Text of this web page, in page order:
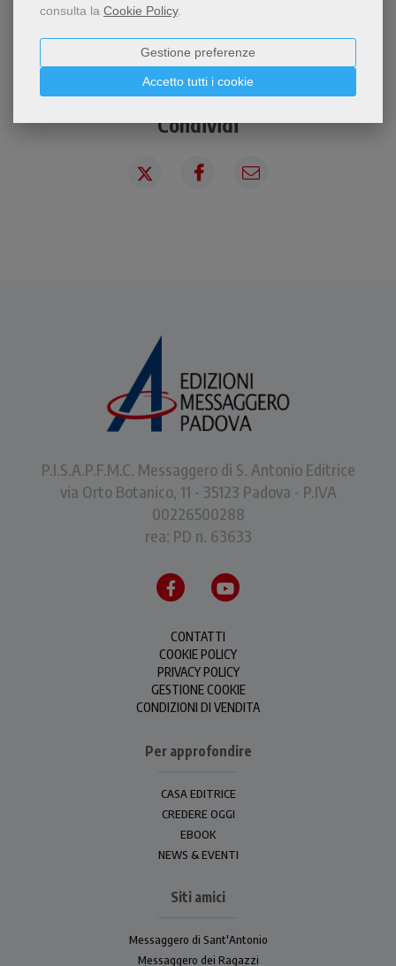
consulta la Cookie Policy.
Accetto tutti i cookie
Gestione preferenze
CONTENUTI
Condividi
P.I.S.A.P.F.M.C. Messaggero di S. Antonio Editrice
via Orto Botanico, 11 - 35123 Padova - P.IVA
00226500288
rea: PD n. 63633
CONTATTI
COOKIE POLICY
PRIVACY POLICY
GESTIONE COOKIE
CONDIZIONI DI VENDITA
Per approfondire
CASA EDITRICE
CREDERE OGGI
EBOOK
NEWS & EVENTI
Siti amici
Messaggero di Sant'Antonio
Messaggero dei Ragazzi